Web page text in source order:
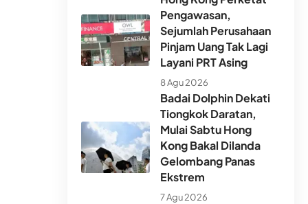
Pengawasan,
Sejumlah Perusahaan
Pinjam Uang Tak Lagi
Layani PRT Asing
8 Agu 2026
Badai Dolphin Dekati
Tiongkok Daratan,
Mulai Sabtu Hong
Kong Bakal Dilanda
Gelombang Panas
Ekstrem
7 Agu 2026